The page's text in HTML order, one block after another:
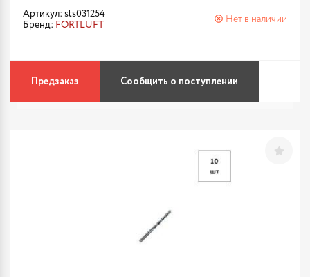
Артикул: sts031254
Бренд: FORTLUFT
Нет в наличии
Предзаказ Сообщить о поступлении